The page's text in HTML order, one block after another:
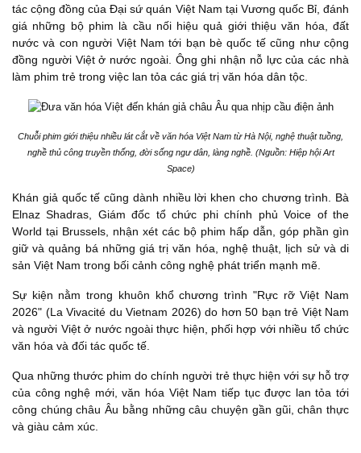
tác cộng đồng của Đại sứ quán Việt Nam tại Vương quốc Bỉ, đánh
giá những bộ phim là cầu nối hiệu quả giới thiệu văn hóa, đất
nước và con người Việt Nam tới bạn bè quốc tế cũng như cộng
đồng người Việt ở nước ngoài. Ông ghi nhận nỗ lực của các nhà
làm phim trẻ trong việc lan tỏa các giá trị văn hóa dân tộc.
Chuỗi phim giới thiệu nhiều lát cắt về văn hóa Việt Nam từ Hà Nội, nghệ thuật tuồng,
nghề thủ công truyền thống, đời sống ngư dân, làng nghề. (Nguồn: Hiệp hội Art
Space)
Khán giả quốc tế cũng dành nhiều lời khen cho chương trình. Bà
Elnaz Shadras, Giám đốc tổ chức phi chính phủ Voice of the
World tại Brussels, nhận xét các bộ phim hấp dẫn, góp phần gìn
giữ và quảng bá những giá trị văn hóa, nghệ thuật, lịch sử và di
sản Việt Nam trong bối cảnh công nghệ phát triển mạnh mẽ.
Sự kiện nằm trong khuôn khổ chương trình "Rực rỡ Việt Nam
2026" (La Vivacité du Vietnam 2026) do hơn 50 bạn trẻ Việt Nam
và người Việt ở nước ngoài thực hiện, phối hợp với nhiều tổ chức
văn hóa và đối tác quốc tế.
Qua những thước phim do chính người trẻ thực hiện với sự hỗ trợ
của công nghệ mới, văn hóa Việt Nam tiếp tục được lan tỏa tới
công chúng châu Âu bằng những câu chuyện gần gũi, chân thực
và giàu cảm xúc.